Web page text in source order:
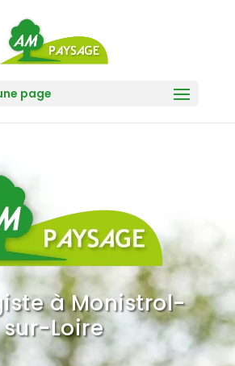
page
à Monistrol-
sur-Loire